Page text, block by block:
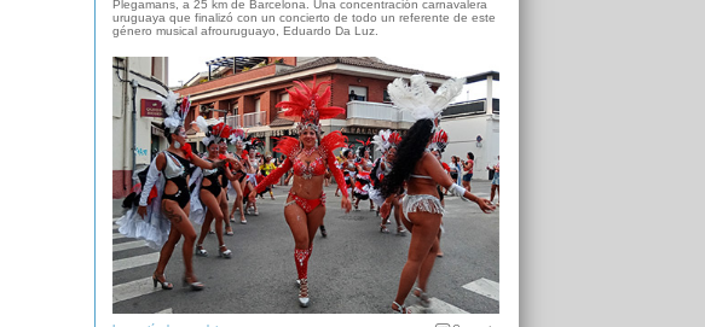
Plegamans, a 25 km de Barcelona. Una concentración carnavalera
uruguaya que finalizó con un concierto de todo un referente de este
género musical afrouruguayo, Eduardo Da Luz.